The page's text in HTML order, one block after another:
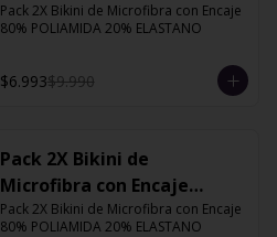
13126 Cobalto
Pack 2X Bikini de Microfibra con Encaje
80% POLIAMIDA 20% ELASTANO
$6.993$9.990
Pack 2X Bikini de
Microfibra con Encaje
13126 Orquidea
Pack 2X Bikini de Microfibra con Encaje
80% POLIAMIDA 20% ELASTANO